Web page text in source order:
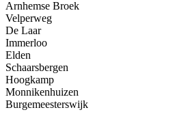
Arnhemse Broek
Velperweg
De Laar
Immerloo
Elden
Schaarsbergen
Hoogkamp
Monnikenhuizen
Burgemeesterswijk